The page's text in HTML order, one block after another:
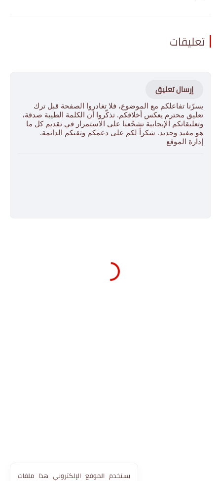
تعليقات
إرسال تعليق
يسرّنا تفاعلكم مع الموضوع، فلا تغادروا الصفحة قبل ترك
تعليق محترم يعكس أخلاقكم. تذكّروا أن الكلمة الطيبة صدقة،
وتعليقاتكم الإيجابية تشجّعنا على الاستمرار في تقديم كل ما
هو مفيد وجديد. شكراً لكم على دعمكم وثقتكم الدائمة.
إدارة الموقع
يستخدم الموقع الإلكتروني هذا ملفات